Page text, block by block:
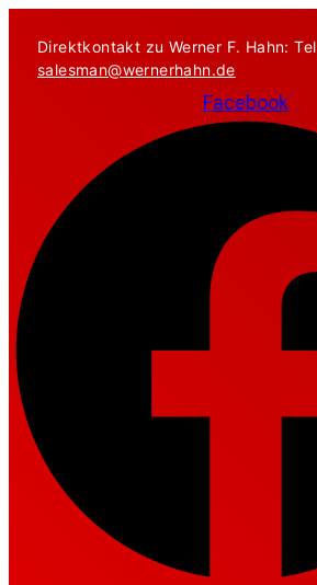
Inhalt
springen
Direktkontakt zu Werner F. Hahn: Tel
salesman@wernerhahn.de
Facebook